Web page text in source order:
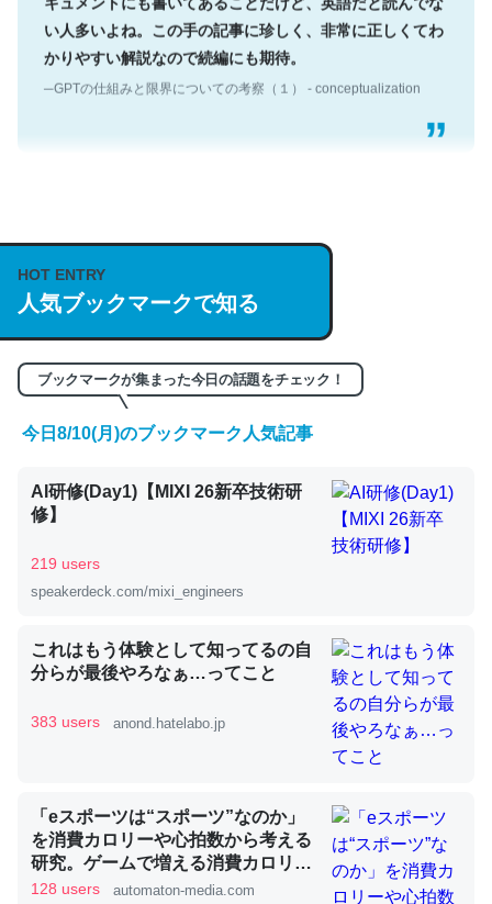
い人多いよね。この手の記事に珍しく、非常に正しくてわ
かりやすい解説なので続編にも期待。
説してる記事が少ないので貴重な良記事。/続編来た
https://isobe324649.hatenablog.com/entry/2023/03/27
/064121
─GPTの仕組みと限界についての考察（１） - conceptualization
くらい。小説でいう「ずっと前の伏線」は回収されないけ
ど、短期記憶というには多い分量。進化すればするほど分
かりやすく強くなりそう
─GPTの仕組みと限界についての考察（１） - conceptualization
昆虫ってカルシウム少ないのか。知らんかった。調べたら
コオロギのカルシウム分はエビの600分の1程度。
HOT ENTRY
人気ブックマークで知る
ブックマークが集まった今日の話題をチェック！
今日8/10(月)のブックマーク人気記事
AI研修(Day1)【MIXI 26新卒技術研
修】
219 users
speakerdeck.com/mixi_engineers
これはもう体験として知ってるの自
分らが最後やろなぁ…ってこと
383 users anond.hatelabo.jp
「eスポーツは“スポーツ”なのか」
を消費カロリーや心拍数から考える
研究。ゲームで増える消費カロリー
は、1時間で大体ちくわ1本分 -
128 users automaton-media.com